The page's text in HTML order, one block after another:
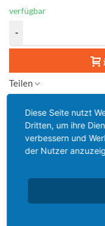
verfügbar
-
Teilen
Like 61
Zum Wunschzettel
EMPFOHLENE
Poliertuch
23,90 €
Diese Seite nutzt
Dritten, um ihre
verbessern und
der Nutzer